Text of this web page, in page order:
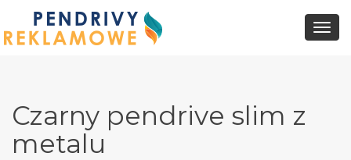
Czarny pendrive slim z
metalu